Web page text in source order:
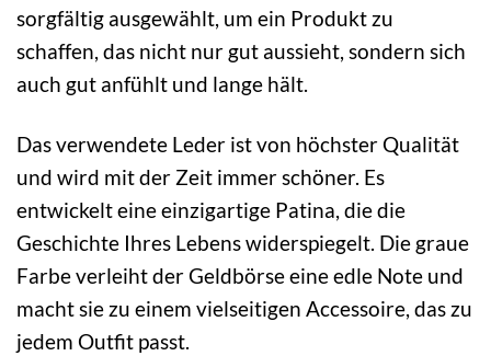
sorgfältig ausgewählt, um ein Produkt zu
schaffen, das nicht nur gut aussieht, sondern sich
auch gut anfühlt und lange hält.
Das verwendete Leder ist von höchster Qualität
und wird mit der Zeit immer schöner. Es
entwickelt eine einzigartige Patina, die die
Geschichte Ihres Lebens widerspiegelt. Die graue
Farbe verleiht der Geldbörse eine edle Note und
macht sie zu einem vielseitigen Accessoire, das zu
jedem Outfit passt.